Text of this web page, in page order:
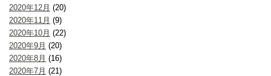
2020年12月 (20)
2020年11月 (9)
2020年10月 (22)
2020年9月 (20)
2020年8月 (16)
2020年7月 (21)